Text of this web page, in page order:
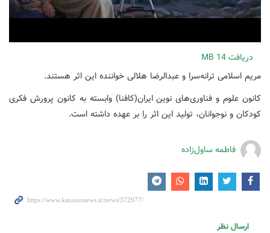
دریافت14 MB
مریم اسلامی ترانه‌سرا و عبدالرضا هلالی خواننده این اثر هستند.
کانون علوم و فناوری‌های نوین ایران(کافنا) وابسته به کانون پرورش فکری
کودکان و نوجوانان، تولید این اثر را بر عهده داشته است.
فاطمه ساول‌زاده
ارسال نظر